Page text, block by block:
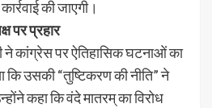
की जाएगी।
पर प्रहार
ने कांग्रेस पर ऐतिहासिक घटनाओं का
कि उसकी “तुष्टिकरण की नीति” ने
कहा कि वंदे मातरम् का विरोध